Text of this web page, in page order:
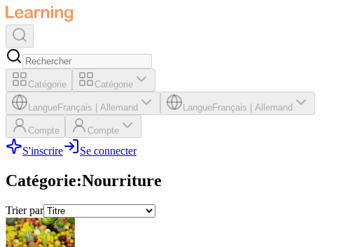
Catégorie Catégorie
LangueFrançais Allemand LangueFrançais Allemand
Compte Compte
S'inscrire Se connecter
Catégorie:Nourriture
Trier par